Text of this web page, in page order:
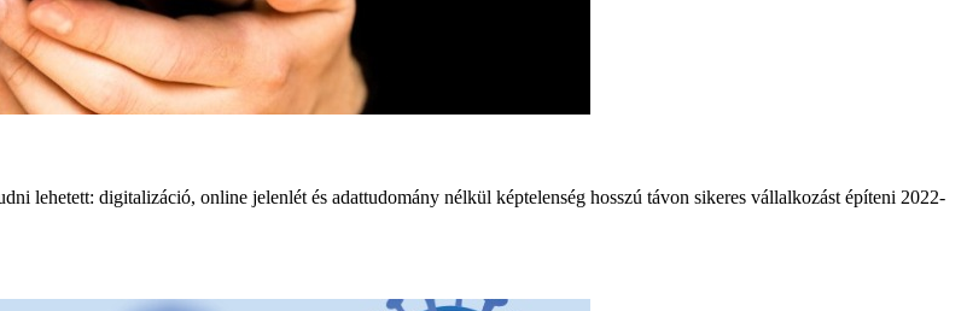
lehetett: digitalizáció, online jelenlét és adattudomány nélkül képtelenség hosszú távon sikeres vállalkozást építeni 2022-